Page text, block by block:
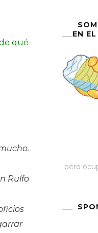
Madrugada»…
qué
Rulfo
EN
pero